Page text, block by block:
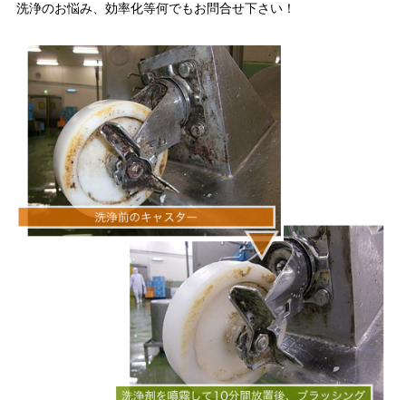
洗浄のお悩み、効率化等何でもお問合せ下さい！